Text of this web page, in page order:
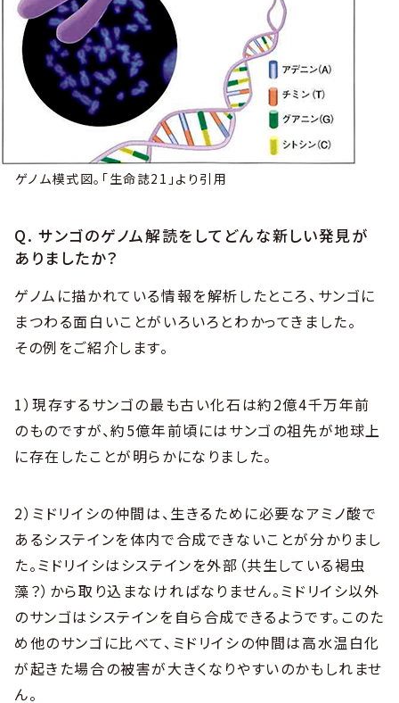
ゲノム模式図。「生命誌21」より引用
Q. サンゴのゲノム解読をしてどんな新しい発見が
ありましたか？
ゲノムに描かれている情報を解析したところ、サンゴに
まつわる面白いことがいろいろとわかってきました。
その例をご紹介します。
1）現存するサンゴの最も古い化石は約2億4千万年前
のものですが、約5億年前頃にはサンゴの祖先が地球上
に存在したことが明らかになりました。
2）ミドリイシの仲間は、生きるために必要なアミノ酸で
あるシステインを体内で合成できないことが分かりまし
た。ミドリイシはシステインを外部（共生している褐虫
藻？）から取り込まなければなりません。ミドリイシ以外
のサンゴはシステインを自ら合成できるようです。このた
め他のサンゴに比べて、ミドリイシの仲間は高水温白化
が起きた場合の被害が大きくなりやすいのかもしれませ
ん。